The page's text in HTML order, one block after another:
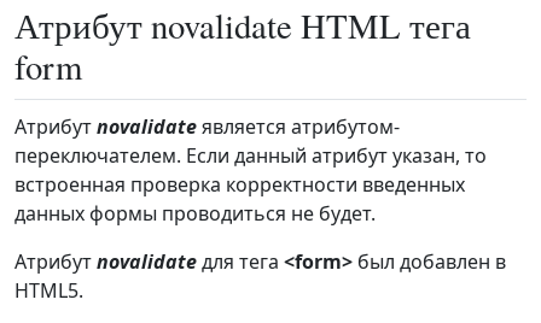
Атрибут novalidate HTML тега
form
Атрибутnovalidateявляется атрибутом-
переключателем. Если данный атрибут указан, то
встроенная проверка корректности введенных
данных формы проводиться не будет.
Атрибутnovalidateдля тега <form> был добавлен в
HTML5.